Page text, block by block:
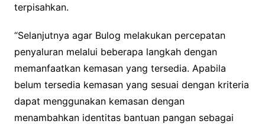
terpisahkan.
“Selanjutnya agar Bulog melakukan percepatan
penyaluran melalui beberapa langkah dengan
memanfaatkan kemasan yang tersedia. Apabila
belum tersedia kemasan yang sesuai dengan kriteria
dapat menggunakan kemasan dengan
menambahkan identitas bantuan pangan sebagai